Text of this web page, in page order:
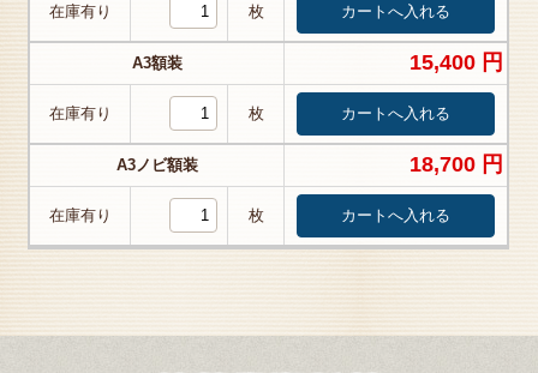
在庫有り 枚
A3額装 15,400 円
在庫有り 枚
A3ノビ額装 18,700 円
在庫有り 枚